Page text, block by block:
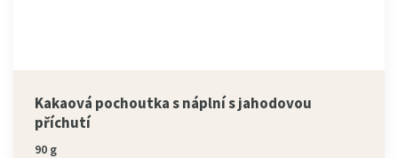
Kakaová pochoutka s náplní s jahodovou
příchutí
90 g